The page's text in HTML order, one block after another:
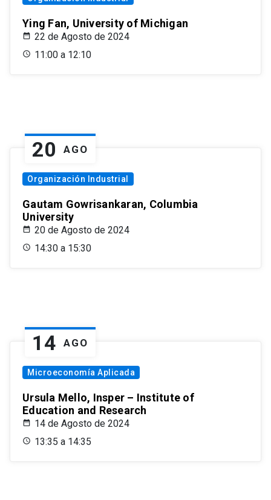
Ying Fan, University of Michigan
22 de Agosto de 2024
11:00 a 12:10
20 AGO
Organización Industrial
Gautam Gowrisankaran, Columbia
University
20 de Agosto de 2024
14:30 a 15:30
14 AGO
Microeconomía Aplicada
Ursula Mello, Insper – Institute of
Education and Research
14 de Agosto de 2024
13:35 a 14:35